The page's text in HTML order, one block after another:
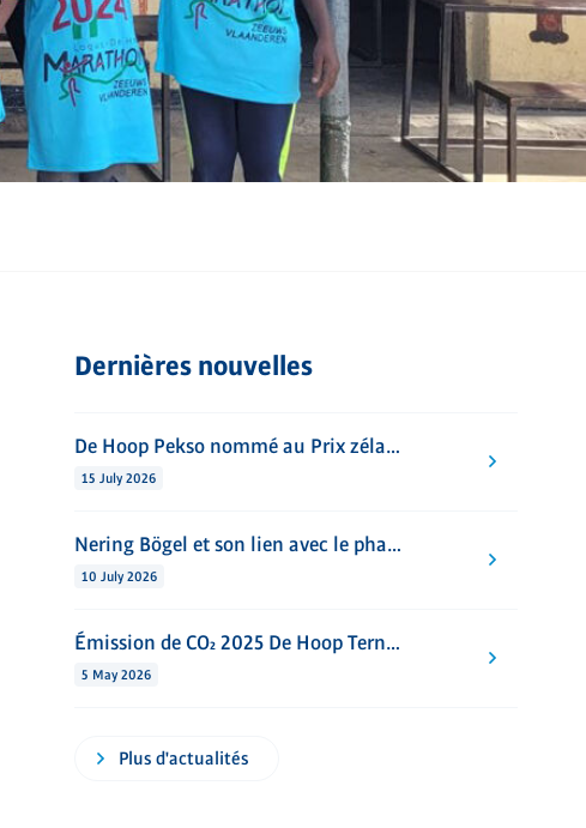
Dernières nouvelles
De Hoop Pekso nommé au Prix zélandais de l’innovation Emergo 2026 avec son plancher HOUTON
15 July 2026
Nering Bögel et son lien avec le phare ’t Lage Licht à Westkapelle
10 July 2026
Émission de CO₂ 2025 De Hoop Terneuzen
5 May 2026
Plus d'actualités